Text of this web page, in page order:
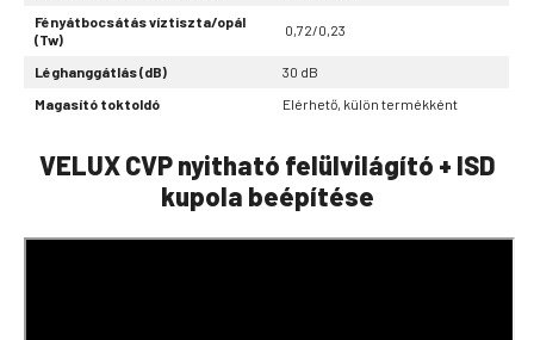
Fényátbocsátás víztiszta/opál
(Tw)
0,72/0,23
Léghanggátlás (dB)
30 dB
Magasító toktoldó
Elérhető, külön termékként
VELUX CVP nyitható felülvilágító + ISD
kupola beépítése